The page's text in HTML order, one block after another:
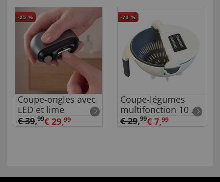
-25 %
Coupe-ongles avec
LED et lime
€ 39,99€ 29,99
-73 %
Coupe-légumes
multifonction 10 en
1
€ 29,99€ 7,99